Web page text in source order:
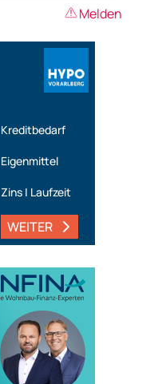
Melden
Kreditbedarf
Eigenmittel
Zins | Laufzeit
WEITER